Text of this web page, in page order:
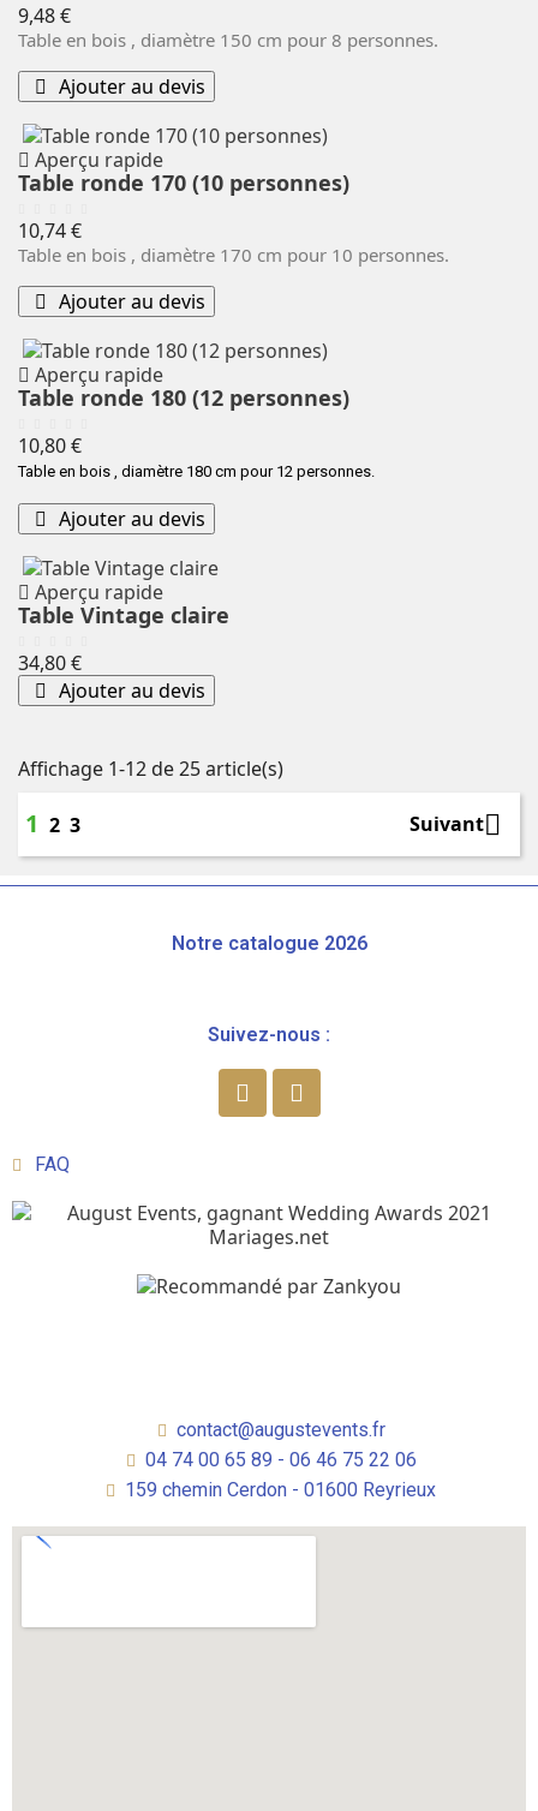
Prix
9,48 €
Table en bois , diamètre 150 cm pour 8 personnes.
Ajouter au devis
Aperçu rapide
Table ronde 170 (10 personnes)
Prix
10,74 €
Table en bois , diamètre 170 cm pour 10 personnes.
Ajouter au devis
Aperçu rapide
Table ronde 180 (12 personnes)
Prix
10,80 €
Table en bois , diamètre 180 cm pour 12 personnes.
Ajouter au devis
Aperçu rapide
Table Vintage claire
Prix
34,80 €
Ajouter au devis
Affichage 1-12 de 25 article(s)
1 2 3 Suivant
Notre catalogue 2026
Suivez-nous :
FAQ
contact@augustevents.fr
04 74 00 65 89 - 06 46 75 22 06
159 chemin Cerdon - 01600 Reyrieux